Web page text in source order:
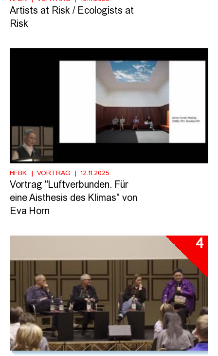
Artists at Risk / Ecologists at
Risk
HFBK VORTRAG 12.11.2025
Vortrag "Luftverbunden. Für
eine Aisthesis des Klimas" von
Eva Horn
4